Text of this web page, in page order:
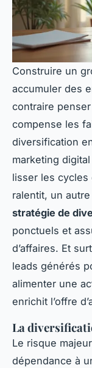
Construire un
accumuler des
contraire
compense les
diversification
marketing
lisser les cycles
ralentit, un
stratégie de
ponctuels et
d’affaires. Et
leads générés
alimenter une
enrichit l’offre
La
Le risque
dépendance à